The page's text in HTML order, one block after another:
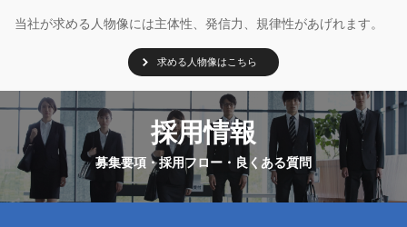
当社が求める人物像には主体性、発信力、規律性があげれます。
求める人物像はこちら
採用情報
募集要項・採用フロー・良くある質問